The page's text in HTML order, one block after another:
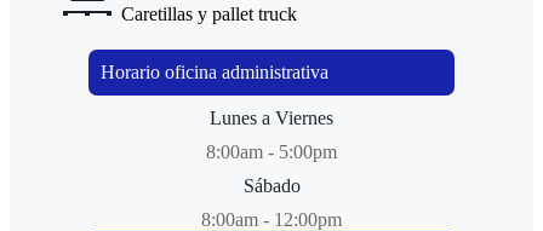
Caretillas y pallet truck
Horario oficina administrativa
Lunes a Viernes
8:00am - 5:00pm
Sábado
8:00am - 12:00pm